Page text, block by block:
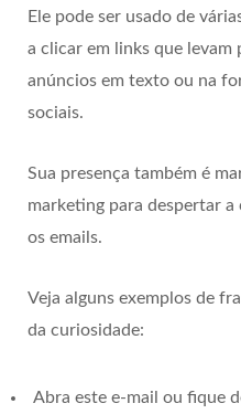
Ele pode ser usado de
a clicar em links que levam
anúncios em texto ou na
sociais.
Sua presença também é
marketing para despertar
os emails.
Veja alguns exemplos de
da curiosidade:
Abra este e-mail ou fique